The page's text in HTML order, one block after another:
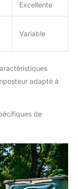
Excellente
Variable
adapté à
de